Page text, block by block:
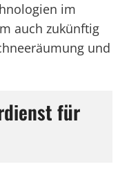
im
auch zukünftig
und
für